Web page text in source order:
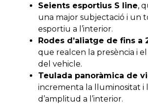
Seients esportius S line,
una major subjectació i un
esportiu a l’interior.
Rodes d’aliatge de fins a
que realcen la presència i
del vehicle.
Teulada panoràmica de
incrementa la lluminositat i
d’amplitud a l’interior.